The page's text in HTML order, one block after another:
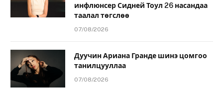
инфлюнсер Сидней Тоул 26 насандаа
таалал төгслөө
07/08/2026
Дуучин Ариана Гранде шинэ цомгоо
танилцууллаа
07/08/2026